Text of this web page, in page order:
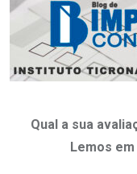
Qual a sua
Lemos